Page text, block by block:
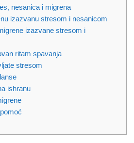
nesanica i migrena
izazvanu stresom i nesanicom
izazvane stresom i
ritam spavanja
stresom
ishranu